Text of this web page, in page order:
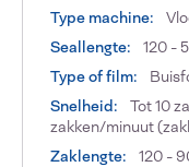
Type machine:
Seallengte:
120 -
Type of film:
Snelheid:
Tot 10
zakken/minuut
Zaklengte:
120 -